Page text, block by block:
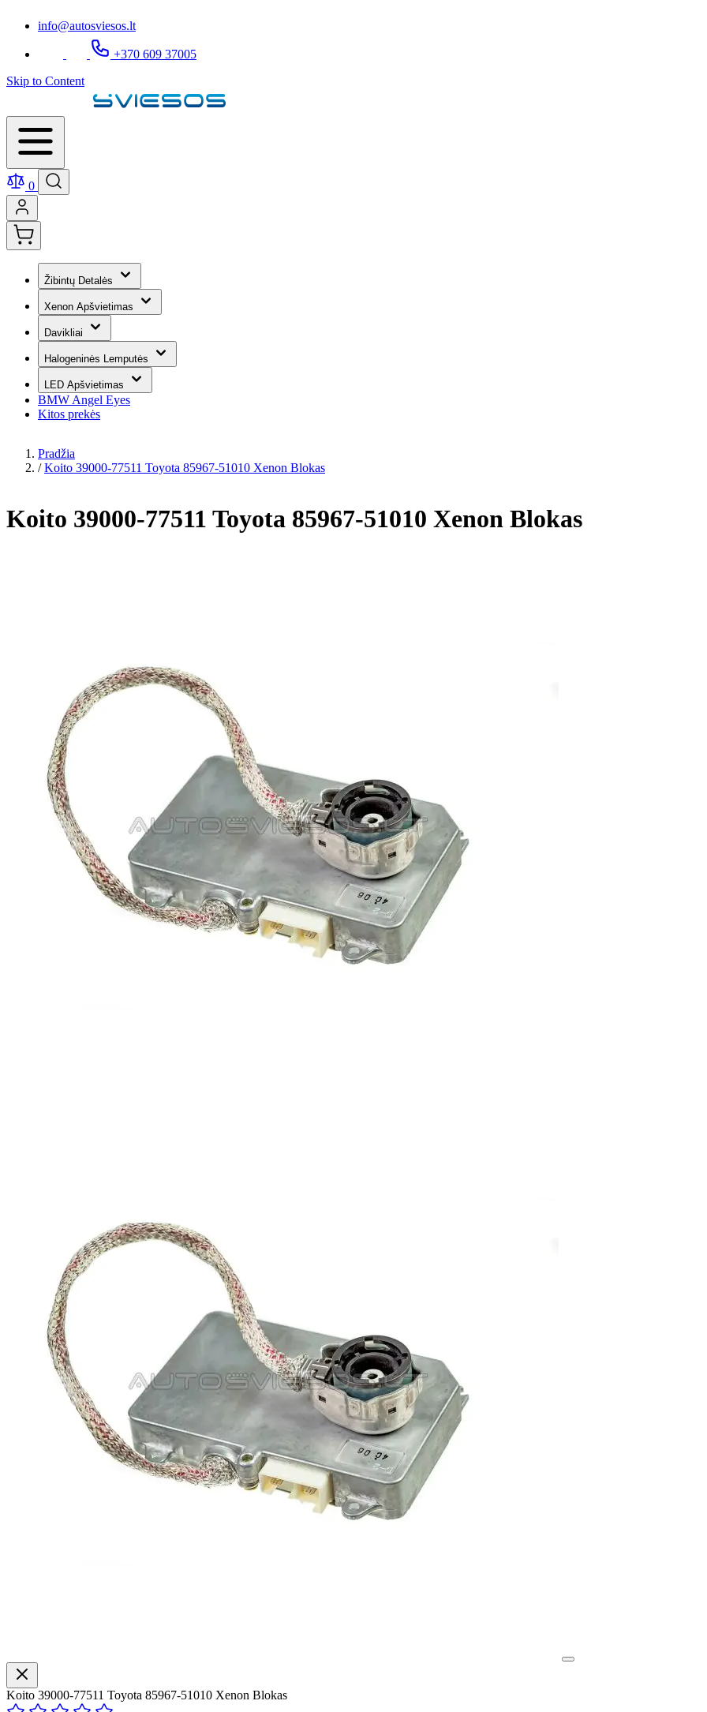
info@autosviesos.lt
+370 609 37005
Skip to Content
0
Žibintų Detalės
Xenon Apšvietimas
Davikliai
Halogeninės Lemputės
LED Apšvietimas
BMW Angel Eyes
Kitos prekės
Pradžia
/ Koito 39000-77511 Toyota 85967-51010 Xenon Blokas
Koito 39000-77511 Toyota 85967-51010 Xenon Blokas
Koito 39000-77511 Toyota 85967-51010 Xenon Blokas